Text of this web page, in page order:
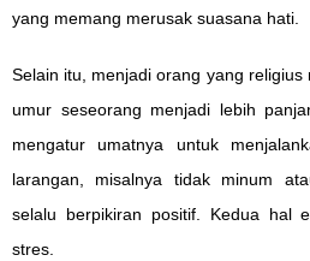
yang memang merusak suasana hati.
Selain itu, menjadi orang yang
umur seseorang menjadi lebih
mengatur umatnya untuk
larangan, misalnya tidak minum
selalu berpikiran positif. Kedua hal
stres.